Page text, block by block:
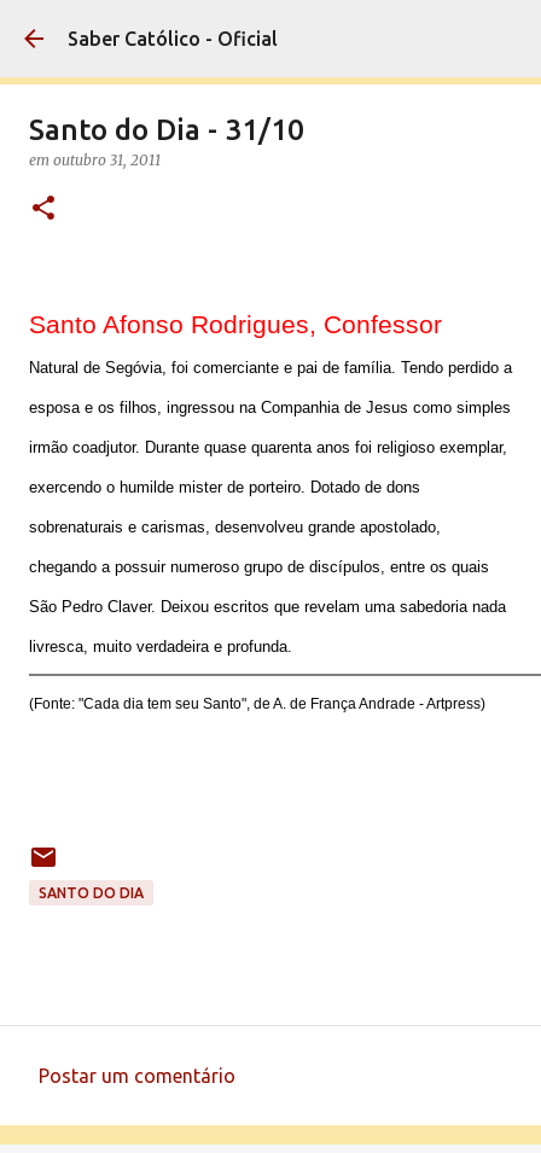
Pular para o conteúdo principal
Saber Católico - Oficial
Santo do Dia - 31/10
em outubro 31, 2011
Santo Afonso Rodrigues, Confessor
Natural de Segóvia, foi comerciante e pai de família. Tendo perdido a
esposa e os filhos, ingressou na Companhia de Jesus como simples
irmão coadjutor. Durante quase quarenta anos foi religioso exemplar,
exercendo o humilde mister de porteiro. Dotado de dons
sobrenaturais e carismas, desenvolveu grande apostolado,
chegando a possuir numeroso grupo de discípulos, entre os quais
São Pedro Claver. Deixou escritos que revelam uma sabedoria nada
livresca, muito verdadeira e profunda.
(Fonte: "Cada dia tem seu Santo", de A. de França Andrade - Artpress)
SANTO DO DIA
Postar um comentário